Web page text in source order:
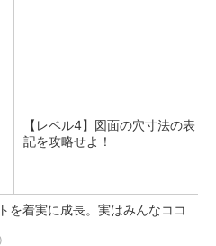
【レベル4】図面の穴寸法の表
記を攻略せよ！
を着実に成長。実はみんなココ